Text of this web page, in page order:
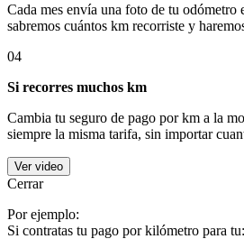
Cada mes envía una foto de tu odómetro
sabremos cuántos km recorriste y
04
Si recorres muchos km
Cambia tu seguro de pago por km a la
siempre la misma tarifa, sin importar
Ver video
Cerrar
Por ejemplo:
Si contratas tu pago por kilómetro para tu: